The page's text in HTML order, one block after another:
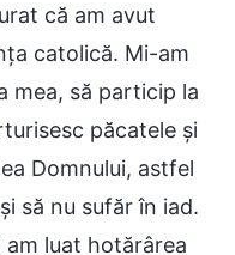
că am avut
catolică. Mi-am
mea, să particip la
păcatele și
Domnului, astfel
să nu sufăr în iad.
luat hotărârea